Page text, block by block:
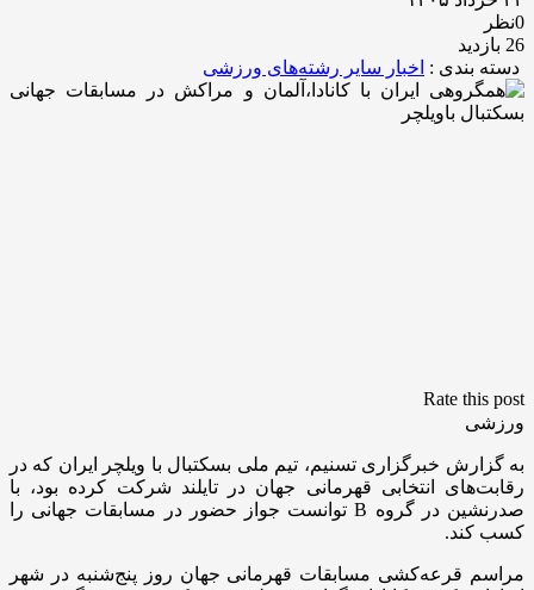
0نظر
26 بازدید
دسته بندی : اخبار سایر رشته‌های ورزشی
Rate this post
ورزشی
به گزارش خبرگزاری تسنیم، تیم ملی بسکتبال با ویلچر ایران که در
رقابت‌های انتخابی قهرمانی جهان در تایلند شرکت کرده بود، با
صدرنشین در گروه B توانست جواز حضور در مسابقات جهانی را
کسب کند.
مراسم قرعه‌کشی مسابقات قهرمانی جهان روز پنج‌شنبه در شهر